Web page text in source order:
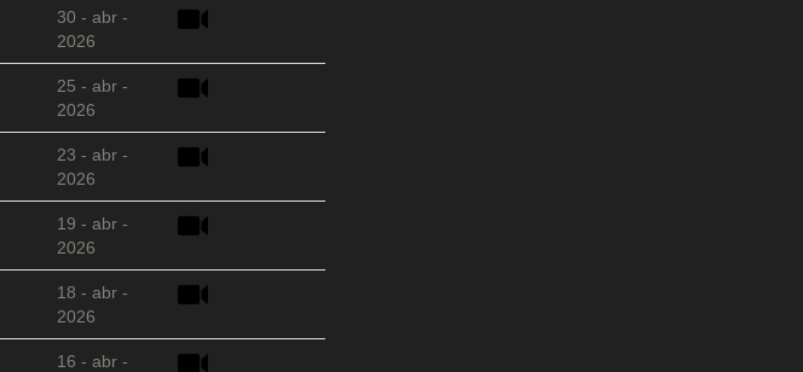
30 - abr -
2026
25 - abr -
2026
23 - abr -
2026
19 - abr -
2026
18 - abr -
2026
16 - abr -